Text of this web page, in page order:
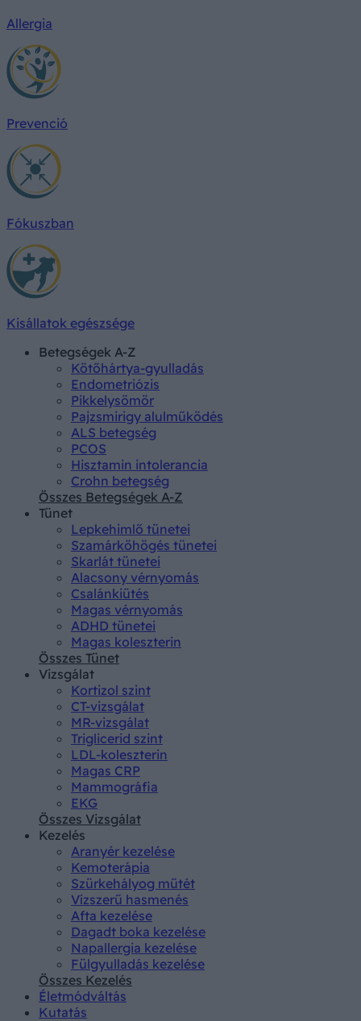
Allergia
Prevenció
Fókuszban
Kisállatok egészsége
Betegségek A-Z
Kötőhártya-gyulladás
Endometriózis
Pikkelysömör
Pajzsmirigy alulműködés
ALS betegség
PCOS
Hisztamin intolerancia
Crohn betegség
Összes Betegségek A-Z
Tünet
Lepkehimlő tünetei
Szamárköhögés tünetei
Skarlát tünetei
Alacsony vérnyomás
Csalánkiütés
Magas vérnyomás
ADHD tünetei
Magas koleszterin
Összes Tünet
Vizsgálat
Kortizol szint
CT-vizsgálat
MR-vizsgálat
Triglicerid szint
LDL-koleszterin
Magas CRP
Mammográfia
EKG
Összes Vizsgálat
Kezelés
Aranyér kezelése
Kemoterápia
Szürkehályog műtét
Vízszerű hasmenés
Afta kezelése
Dagadt boka kezelése
Napallergia kezelése
Fülgyulladás kezelése
Összes Kezelés
Életmódváltás
Kutatás